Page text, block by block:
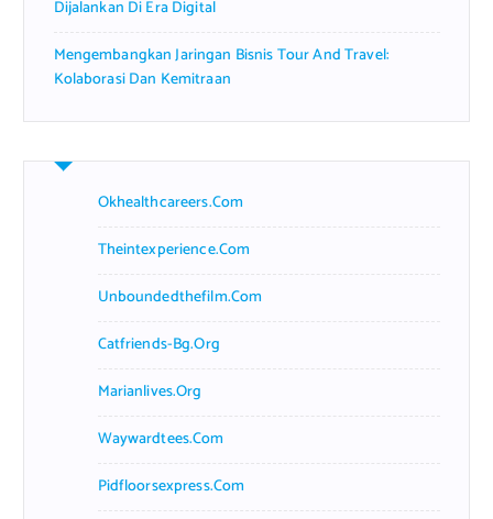
Dijalankan Di Era Digital
Mengembangkan Jaringan Bisnis Tour And Travel:
Kolaborasi Dan Kemitraan
Okhealthcareers.com
Theintexperience.com
Unboundedthefilm.com
Catfriends-Bg.org
Marianlives.org
Waywardtees.com
Pidfloorsexpress.com